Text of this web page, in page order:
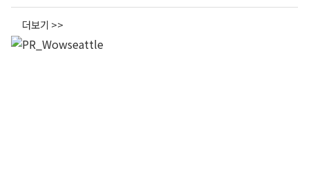
더보기 >>